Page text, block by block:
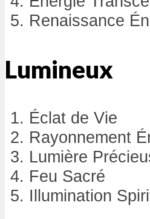
Renaissance
Lumineux
Éclat de Vie
Rayonnement
Lumière
Feu Sacré
Illumination